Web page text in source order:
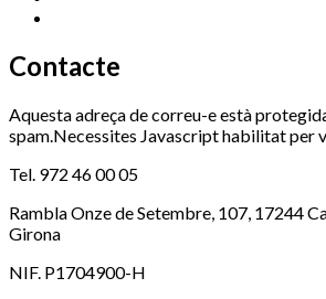
Contacte
Aquesta adreça de correu-e està
spam.Necessites Javascript habilitat per
Tel. 972 46 00 05
Rambla Onze de Setembre, 107, 17244
Girona
NIF. P1704900-H